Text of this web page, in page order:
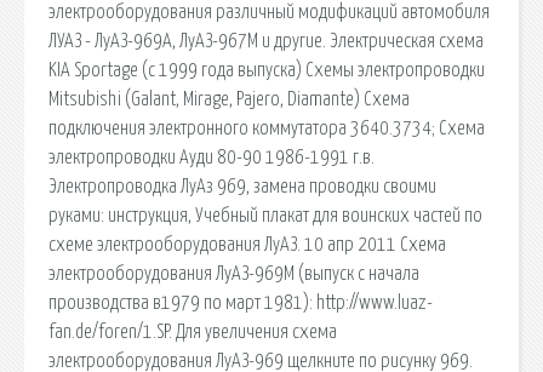
электрооборудования различный модификаций автомобиля
ЛУАЗ - ЛуАЗ-969А, ЛуАЗ-967М и другие. Электрическая схема
KIA Sportage (с 1999 года выпуска) Схемы электропроводки
Mitsubishi (Galant, Mirage, Pajero, Diamante) Схема
подключения электронного коммутатора 3640.3734; Схема
электропроводки Ауди 80-90 1986-1991 г.в.
Электропроводка ЛуАз 969, замена проводки своими
руками: инструкция, Учебный плакат для воинских частей по
схеме электрооборудования ЛуАЗ. 10 апр 2011 Схема
электрооборудования ЛуАЗ-969М (выпуск с начала
производства в1979 по март 1981): http://www.luaz-
fan.de/foren/1.SP. Для увеличения схема
электрооборудования ЛуАЗ-969 щелкните по рисунку 969.